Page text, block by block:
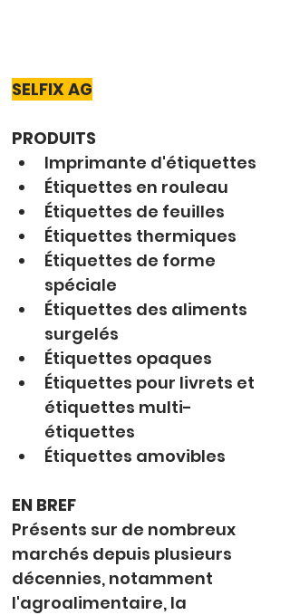
SELFIX AG
PRODUITS
Imprimante d'étiquettes
Étiquettes en rouleau
Étiquettes de feuilles
Étiquettes thermiques
Étiquettes de forme
spéciale
Étiquettes des aliments
surgelés
Étiquettes opaques
Étiquettes pour livrets et
étiquettes multi-
étiquettes
Étiquettes amovibles
EN BREF
Présents sur de nombreux
marchés depuis plusieurs
décennies, notamment
l'agroalimentaire, la